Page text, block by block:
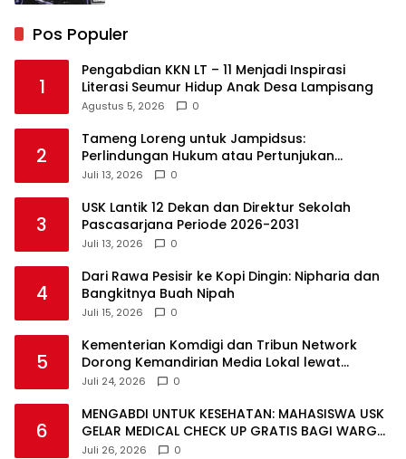
Pos Populer
1
Pengabdian KKN LT – 11 Menjadi Inspirasi
Literasi Seumur Hidup Anak Desa Lampisang
Agustus 5, 2026 0
2
Tameng Loreng untuk Jampidsus:
Perlindungan Hukum atau Pertunjukan
Kekuasaan?
Juli 13, 2026 0
3
USK Lantik 12 Dekan dan Direktur Sekolah
Pascasarjana Periode 2026-2031
Juli 13, 2026 0
4
Dari Rawa Pesisir ke Kopi Dingin: Nipharia dan
Bangkitnya Buah Nipah
Juli 15, 2026 0
5
Kementerian Komdigi dan Tribun Network
Dorong Kemandirian Media Lokal lewat
Workshop di Banda Aceh
Juli 24, 2026 0
6
MENGABDI UNTUK KESEHATAN: MAHASISWA USK
GELAR MEDICAL CHECK UP GRATIS BAGI WARGA
DESA AGUSEN
Juli 26, 2026 0